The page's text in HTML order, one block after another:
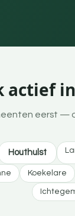
actief
eerst —
Houthulst
Koekelare